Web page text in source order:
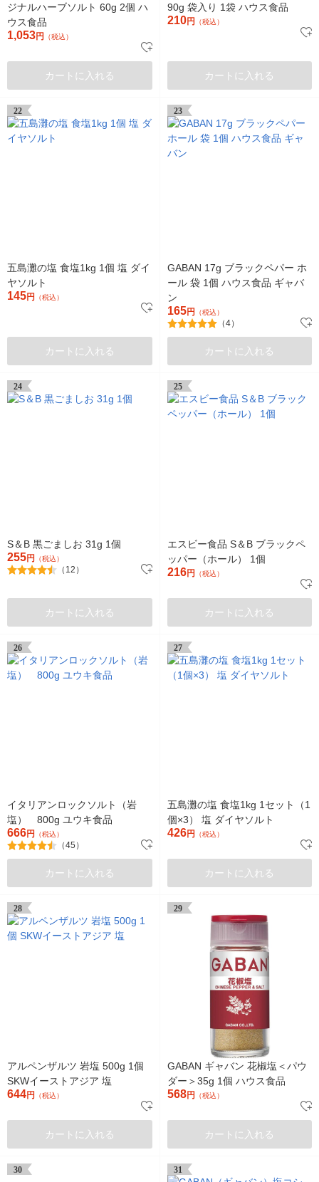
ジナルハーブソルト 60g 2個 ハ
ウス食品
1,053円 （税込）
カートに入れる
90g 袋入り 1袋 ハウス食品
210円 （税込）
カートに入れる
22
五島灘の塩 食塩1kg 1個 塩 ダイ
ヤソルト
145円 （税込）
カートに入れる
23
GABAN 17g ブラックペパー ホ
ール 袋 1個 ハウス食品 ギャバ
ン
165円 （税込）
（4）
カートに入れる
24
S＆B 黒ごましお 31g 1個
255円 （税込）
（12）
カートに入れる
25
エスビー食品 S＆B ブラックペ
ッパー（ホール） 1個
216円 （税込）
カートに入れる
26
イタリアンロックソルト（岩
塩） 800g ユウキ食品
666円 （税込）
（45）
カートに入れる
27
五島灘の塩 食塩1kg 1セット（1
個×3） 塩 ダイヤソルト
426円 （税込）
カートに入れる
28
アルペンザルツ 岩塩 500g 1個
SKWイーストアジア 塩
644円 （税込）
カートに入れる
29
GABAN ギャバン 花椒塩＜パウ
ダー＞35g 1個 ハウス食品
568円 （税込）
カートに入れる
30 31